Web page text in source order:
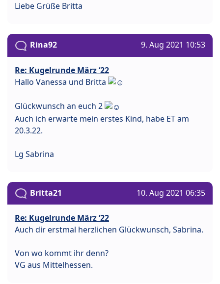
Liebe Grüße Britta
Rina92 9. Aug 2021 10:53
Re: Kugelrunde März ‘22
Hallo Vanessa und Britta
Glückwunsch an euch 2
Auch ich erwarte mein erstes Kind, habe ET am
20.3.22.
Lg Sabrina
Britta21 10. Aug 2021 06:35
Re: Kugelrunde März ‘22
Auch dir erstmal herzlichen Glückwunsch, Sabrina.
Von wo kommt ihr denn?
VG aus Mittelhessen.